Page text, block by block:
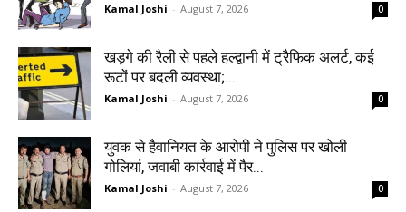
Kamal Joshi - August 7, 2026 0
खड़गे की रैली से पहले हल्द्वानी में ट्रैफिक अलर्ट, कई
रूटों पर बदली व्यवस्था;...
Kamal Joshi - August 7, 2026 0
युवक से हैवानियत के आरोपी ने पुलिस पर खोली
गोलियां, जवाबी कार्रवाई में पैर...
Kamal Joshi - August 7, 2026 0